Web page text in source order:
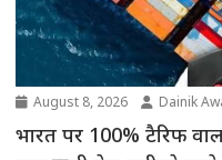
August 8, 2026 Dainik
भारत पर 100% टैरिफ